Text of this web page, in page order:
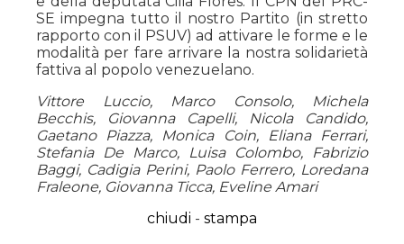
SE impegna tutto il nostro Partito (in stretto
rapporto con il PSUV) ad attivare le forme e le
modalità per fare arrivare la nostra solidarietà
fattiva al popolo venezuelano.
Vittore Luccio, Marco Consolo, Michela
Becchis, Giovanna Capelli, Nicola Candido,
Gaetano Piazza, Monica Coin, Eliana Ferrari,
Stefania De Marco, Luisa Colombo, Fabrizio
Baggi, Cadigia Perini, Paolo Ferrero, Loredana
Fraleone, Giovanna Ticca, Eveline Amari
chiudi - stampa